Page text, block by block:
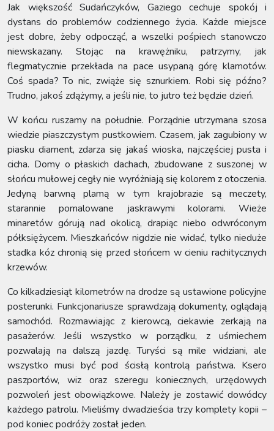
Jak większość Sudańczyków, Gaziego cechuje spokój i
dystans do problemów codziennego życia. Każde miejsce
jest dobre, żeby odpocząć, a wszelki pośpiech stanowczo
niewskazany. Stojąc na krawężniku, patrzymy, jak
flegmatycznie przekłada na pace usypaną górę klamotów.
Coś spada? To nic, zwiąże się sznurkiem. Robi się późno?
Trudno, jakoś zdążymy, a jeśli nie, to jutro też będzie dzień.
W końcu ruszamy na południe. Porządnie utrzymana szosa
wiedzie piaszczystym pustkowiem. Czasem, jak zagubiony w
piasku diament, zdarza się jakaś wioska, najczęściej pusta i
cicha. Domy o płaskich dachach, zbudowane z suszonej w
słońcu mułowej cegły nie wyróżniają się kolorem z otoczenia.
Jedyną barwną plamą w tym krajobrazie są meczety,
starannie pomalowane jaskrawymi kolorami. Wieże
minaretów górują nad okolicą, drapiąc niebo odwróconym
półksiężycem. Mieszkańców nigdzie nie widać, tylko nieduże
stadka kóz chronią się przed słońcem w cieniu rachitycznych
krzewów.
Co kilkadziesiąt kilometrów na drodze są ustawione policyjne
posterunki. Funkcjonariusze sprawdzają dokumenty, oglądają
samochód. Rozmawiając z kierowcą, ciekawie zerkają na
pasażerów. Jeśli wszystko w porządku, z uśmiechem
pozwalają na dalszą jazdę. Turyści są mile widziani, ale
wszystko musi być pod ścisłą kontrolą państwa. Ksero
paszportów, wiz oraz szeregu koniecznych, urzędowych
pozwoleń jest obowiązkowe. Należy je zostawić dowódcy
każdego patrolu. Mieliśmy dwadzieścia trzy komplety kopii –
pod koniec podróży został jeden.